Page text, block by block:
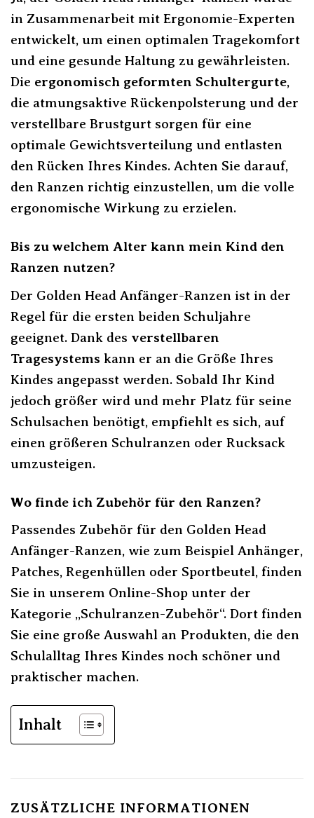
in Zusammenarbeit mit Ergonomie-Experten
entwickelt, um einen optimalen Tragekomfort
und eine gesunde Haltung zu gewährleisten.
Die ergonomisch geformten Schultergurte,
die atmungsaktive Rückenpolsterung und der
verstellbare Brustgurt sorgen für eine
optimale Gewichtsverteilung und entlasten
den Rücken Ihres Kindes. Achten Sie darauf,
den Ranzen richtig einzustellen, um die volle
ergonomische Wirkung zu erzielen.
Bis zu welchem Alter kann mein Kind den
Ranzen nutzen?
Der Golden Head Anfänger-Ranzen ist in der
Regel für die ersten beiden Schuljahre
geeignet. Dank des verstellbaren
Tragesystems kann er an die Größe Ihres
Kindes angepasst werden. Sobald Ihr Kind
jedoch größer wird und mehr Platz für seine
Schulsachen benötigt, empfiehlt es sich, auf
einen größeren Schulranzen oder Rucksack
umzusteigen.
Wo finde ich Zubehör für den Ranzen?
Passendes Zubehör für den Golden Head
Anfänger-Ranzen, wie zum Beispiel Anhänger,
Patches, Regenhüllen oder Sportbeutel, finden
Sie in unserem Online-Shop unter der
Kategorie „Schulranzen-Zubehör“. Dort finden
Sie eine große Auswahl an Produkten, die den
Schulalltag Ihres Kindes noch schöner und
praktischer machen.
Inhalt
ZUSÄTZLICHE INFORMATIONEN